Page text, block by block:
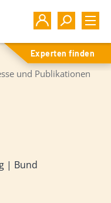
Experten finden
und Publikationen
| Bund